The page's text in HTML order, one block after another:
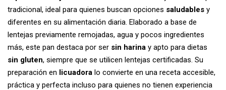
tradicional, ideal para quienes buscan opciones saludables y
diferentes en su alimentación diaria. Elaborado a base de
lentejas previamente remojadas, agua y pocos ingredientes
más, este pan destaca por ser sin harina y apto para dietas
sin gluten, siempre que se utilicen lentejas certificadas. Su
preparación en licuadora lo convierte en una receta accesible,
práctica y perfecta incluso para quienes no tienen experiencia